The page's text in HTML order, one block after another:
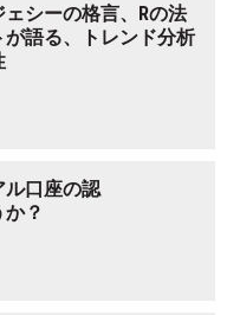
ェシーの格言、Rの法
語る、トレンド分析
ル口座の認
？